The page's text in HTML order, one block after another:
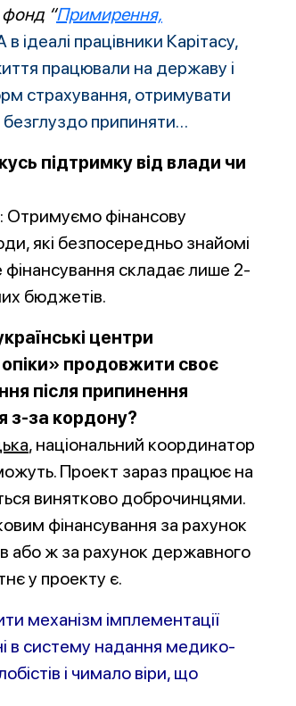
фонд “Примирення,
в ідеалі працівники Карітасу,
працювали на державу і
страхування, отримувати
безглуздо припиняти…
підтримку від влади чи
Отримуємо фінансову
які безпосередньо знайомі
фінансування складає лише 2-
бюджетів.
центри
продовжити своє
після припинення
з-за кордону?
, національний координатор
Проект зараз працює на
винятково доброчинцями.
фінансування за рахунок
або ж за рахунок державного
у проекту є.
механізм імплементації
в систему надання медико-
і чимало віри, що